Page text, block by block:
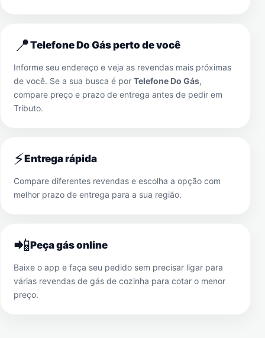
📍Telefone Do Gás perto de você
Informe seu endereço e veja as revendas mais próximas
de você. Se a sua busca é por Telefone Do Gás,
compare preço e prazo de entrega antes de pedir em
Tributo.
⚡Entrega rápida
Compare diferentes revendas e escolha a opção com
melhor prazo de entrega para a sua região.
📲Peça gás online
Baixe o app e faça seu pedido sem precisar ligar para
várias revendas de gás de cozinha para cotar o menor
preço.